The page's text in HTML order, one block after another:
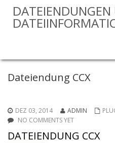
Dateiendung CCX
DEZ 03, 2014 ADMIN
NO COMMENTS YET
DATEIENDUNG CCX